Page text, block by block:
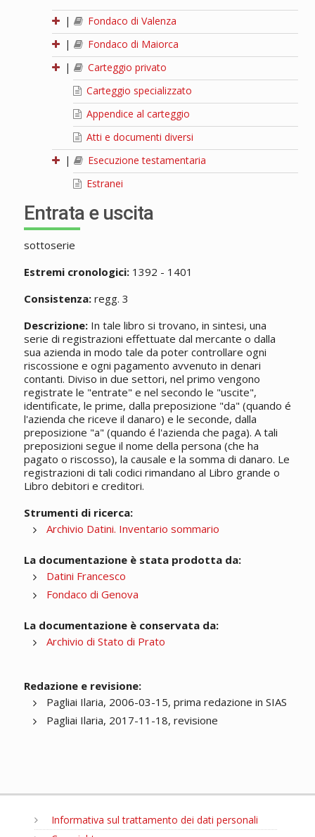
|
Fondaco di Valenza
|
Fondaco di Maiorca
|
Carteggio privato
Carteggio specializzato
Appendice al carteggio
Atti e documenti diversi
|
Esecuzione testamentaria
Estranei
Entrata e uscita
sottoserie
Estremi cronologici:1392 - 1401
Consistenza:regg. 3
Descrizione:In tale libro si trovano, in sintesi, una
serie di registrazioni effettuate dal mercante o dalla
sua azienda in modo tale da poter controllare ogni
riscossione e ogni pagamento avvenuto in denari
contanti. Diviso in due settori, nel primo vengono
registrate le "entrate" e nel secondo le "uscite",
identificate, le prime, dalla preposizione "da" (quando é
l'azienda che riceve il danaro) e le seconde, dalla
preposizione "a" (quando é l'azienda che paga). A tali
preposizioni segue il nome della persona (che ha
pagato o riscosso), la causale e la somma di danaro. Le
registrazioni di tali codici rimandano al Libro grande o
Libro debitori e creditori.
Strumenti di ricerca:
Archivio Datini. Inventario sommario
La documentazione è stata prodotta da:
Datini Francesco
Fondaco di Genova
La documentazione è conservata da:
Archivio di Stato di Prato
Redazione e revisione:
Pagliai Ilaria, 2006-03-15, prima redazione in SIAS
Pagliai Ilaria, 2017-11-18, revisione
Informativa sul trattamento dei dati personali